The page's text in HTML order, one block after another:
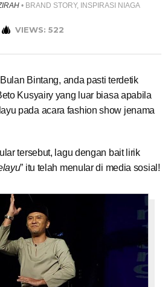
• BRAND STORY, INSPIRASI NIAGA
VIEWS: 522
Bintang, anda pasti terdetik
Kusyairy yang luar biasa apabila
pada acara fashion show jenama
tersebut, lagu dengan bait lirik
” itu telah menular di media sosial!